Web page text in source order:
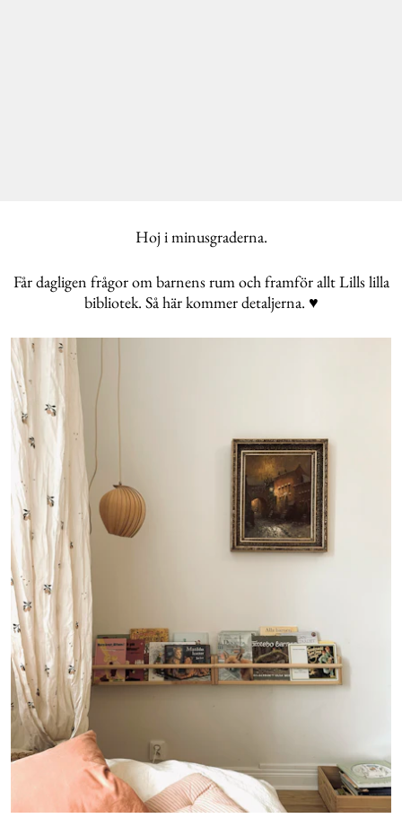
Hoj i minusgraderna.
Får dagligen frågor om barnens rum och framför allt Lills lilla
bibliotek. Så här kommer detaljerna. ♥️